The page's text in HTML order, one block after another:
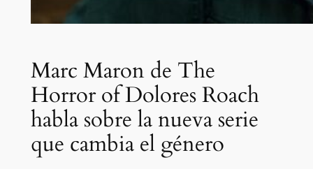
Marc Maron de The
Horror of Dolores Roach
habla sobre la nueva serie
que cambia el género